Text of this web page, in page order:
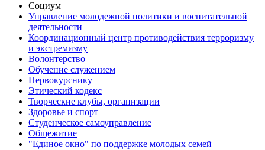
Социум
Управление молодежной политики и воспитательной
деятельности
Координационный центр противодействия терроризму
и экстремизму
Волонтерство
Обучение служением
Первокурснику
Этический кодекс
Творческие клубы, организации
Здоровье и спорт
Студенческое самоуправление
Общежитие
"Единое окно" по поддержке молодых семей